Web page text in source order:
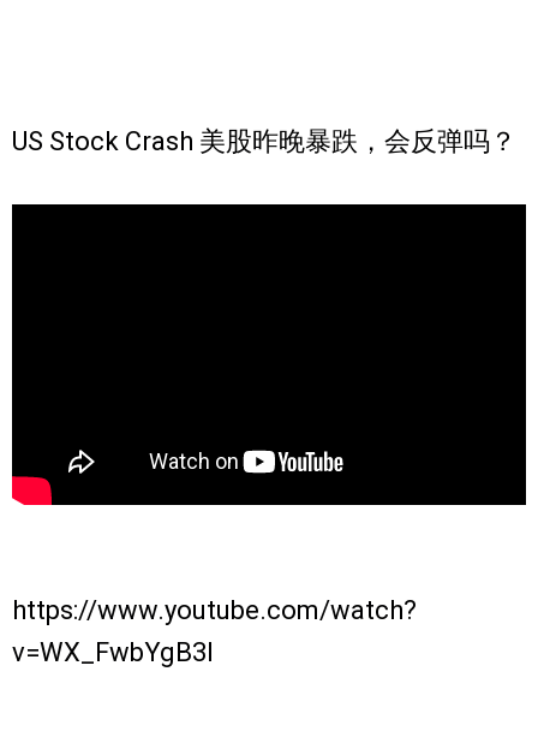
US Stock Crash 美股昨晚暴跌，会反弹吗？
https://www.youtube.com/watch?
v=WX_FwbYgB3I